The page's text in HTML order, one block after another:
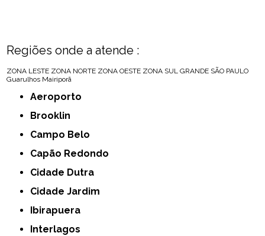
Regiões onde a atende :
ZONA LESTE ZONA NORTE ZONA OESTE ZONA SUL GRANDE SÃO PAULO
Guarulhos Mairiporã
Aeroporto
Brooklin
Campo Belo
Capão Redondo
Cidade Dutra
Cidade Jardim
Ibirapuera
Interlagos